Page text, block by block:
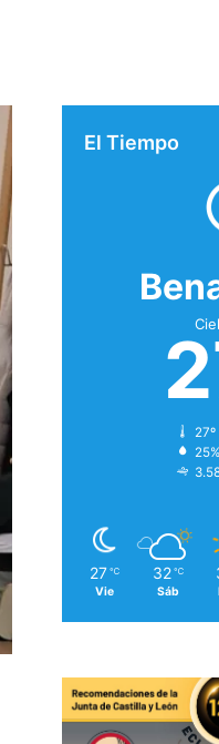
El Tiempo
25%
27 ℃
Vie
32 ℃
Sáb